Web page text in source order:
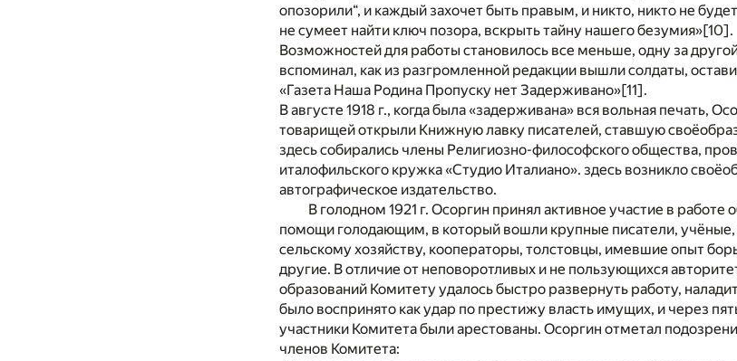
опозорили“, и каждый захочет быть правым, и никто, никто не
не сумеет найти ключ позора, вскрыть тайну нашего безумия»[10].
Возможностей для работы становилось все меньше, одну за
вспоминал, как из разгромленной редакции вышли солдаты,
«Газета Наша Родина Пропуску нет Задерживано»[11].
В августе 1918 г., когда была «задерживана» вся вольная печать,
товарищей открыли Книжную лавку писателей, ставшую
здесь собирались члены Религиозно-философского общества,
италофильского кружка «Студио Италиано». здесь возникло
автографическое издательство.
В голодном 1921 г. Осоргин принял активное участие в
помощи голодающим, в который вошли крупные писатели, учёные,
сельскому хозяйству, кооператоры, толстовцы, имевшие опыт
другие. В отличие от неповоротливых и не пользующихся
образований Комитету удалось быстро развернуть работу,
было воспринято как удар по престижу власть имущих, и через
участники Комитета были арестованы. Осоргин отметал
членов Комитета: